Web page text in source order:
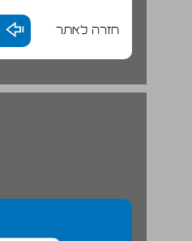
חזרה לאתר